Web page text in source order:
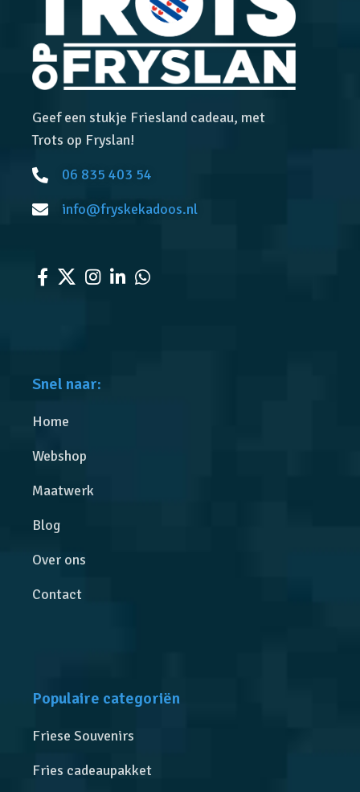
Geef een stukje Friesland cadeau, met
Trots op Fryslan!
06 835 403 54
info@fryskekadoos.nl
Snel naar:
Home
Webshop
Maatwerk
Blog
Over ons
Contact
Populaire categoriën
Friese Souvenirs
Fries cadeaupakket